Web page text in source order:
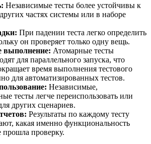
Независимые тесты более устойчивы к
частях системы или в наборе
При падении теста легко определить
он проверяет только одну вещь.
выполнение: Атомарные тесты
для параллельного запуска, что
время выполнения тестового
для автоматизированных тестов.
Независимые,
тесты легче переиспользовать или
других сценариев.
Результаты по каждому тесту
какая именно функциональность
проверку.